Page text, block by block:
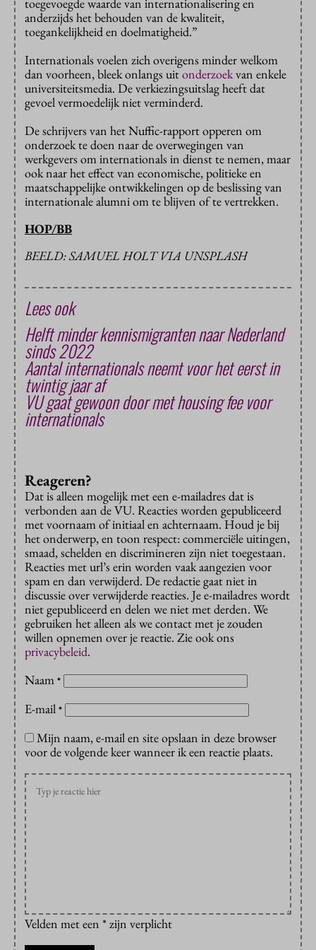
toegevoegde waarde van internationalisering en
anderzijds het behouden van de kwaliteit,
toegankelijkheid en doelmatigheid.”
Internationals voelen zich overigens minder welkom
dan voorheen, bleek onlangs uitonderzoekvan enkele
universiteitsmedia. De verkiezingsuitslag heeft dat
gevoel vermoedelijk niet verminderd.
De schrijvers van het Nuffic-rapport opperen om
onderzoek te doen naar de overwegingen van
werkgevers om internationals in dienst te nemen, maar
ook naar het effect van economische, politieke en
maatschappelijke ontwikkelingen op de beslissing van
internationale alumni om te blijven of te vertrekken.
HOP/BB
BEELD: SAMUEL HOLT VIA UNSPLASH
Lees ook
Helft minder kennismigranten naar Nederland
sinds 2022
Aantal internationals neemt voor het eerst in
twintig jaar af
VU gaat gewoon door met housing fee voor
internationals
Reageren?
Dat is alleen mogelijk met een e-mailadres dat is
verbonden aan de VU. Reacties worden gepubliceerd
met voornaam of initiaal en achternaam. Houd je bij
het onderwerp, en toon respect: commerciële uitingen,
smaad, schelden en discrimineren zijn niet toegestaan.
Reacties met url’s erin worden vaak aangezien voor
spam en dan verwijderd. De redactie gaat niet in
discussie over verwijderde reacties. Je e-mailadres wordt
niet gepubliceerd en delen we niet met derden. We
gebruiken het alleen als we contact met je zouden
willen opnemen over je reactie. Zie ook ons
privacybeleid.
Naam *
E-mail *
Mijn naam, e-mail en site opslaan in deze browser
voor de volgende keer wanneer ik een reactie plaats.
Velden met een * zijn verplicht